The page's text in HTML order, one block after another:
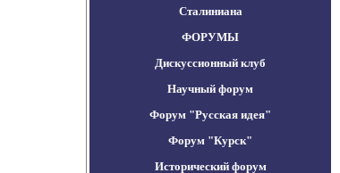
Сталиниана
ФОРУМЫ
Дискуссионный клуб
Научный форум
Форум "Русская идея"
Форум "Курск"
Исторический форум